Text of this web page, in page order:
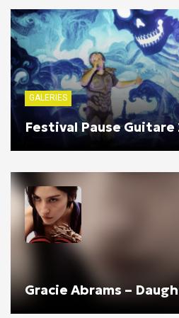
GALERIES
Festival Pause Guitare
Gracie Abrams –